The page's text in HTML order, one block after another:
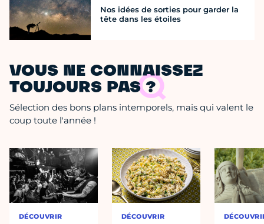
Nos idées de sorties pour garder la
tête dans les étoiles
VOUS NE CONNAISSEZ
TOUJOURS PAS ?
Sélection des bons plans intemporels, mais qui valent le
coup toute l'année !
DÉCOUVRIR DÉCOUVRIR